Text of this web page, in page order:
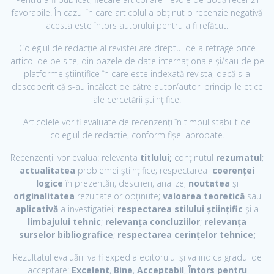
favorabile. În cazul în care articolul a obținut o recenzie negativă
acesta este întors autorului pentru a fi refăcut.
Colegiul de redacție al revistei are dreptul de a retrage orice
articol de pe site, din bazele de date internaționale și/sau de pe
platforme științifice în care este indexată revista, dacă s-a
descoperit că s-au încălcat de către autor/autori principiile etice
ale cercetării științifice.
Articolele vor fi evaluate de recenzenți în timpul stabilit de
colegiul de redacție, conform fișei aprobate.
Recenzenții vor evalua: relevanța titlului; conținutul rezumatul;
actualitatea problemei științifice; respectarea coerenței
logice în prezentări, descrieri, analize; noutatea și
originalitatea rezultatelor obţinute; valoarea teoretică sau
aplicativă a investigației; respectarea stilului științific și a
limbajului tehnic; relevanța concluziilor; relevanța
surselor bibliografice; respectarea cerinţelor tehnice;
Rezultatul evaluării va fi expedia editorului și va indica gradul de
acceptare: Excelent, Bine, Acceptabil,Întors pentru